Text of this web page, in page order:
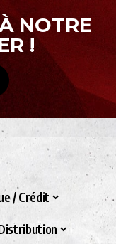
NOTRE
!
/ Crédit